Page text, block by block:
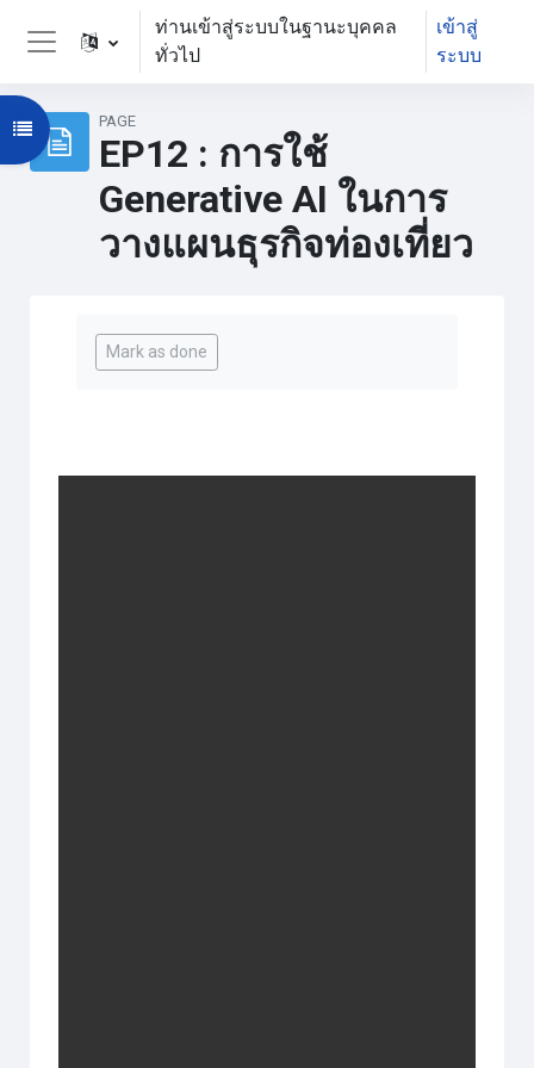
ข้ามไปที่เนื้อหาหลัก
Side panel
ท่านเข้าสู่ระบบในฐานะบุคคล
ทั่วไป
เข้าสู่
ระบบ
PAGE
EP12 : การใช้
Generative AI ในการ
วางแผนธุรกิจท่องเที่ยว
Open course index
Mark as done